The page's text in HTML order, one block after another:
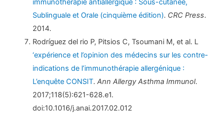
immunothérapie antiallergique : Sous-cutanée,
Sublinguale et Orale (cinquième édition). CRC Press.
2014.
Rodríguez del rio P, Pitsios C, Tsoumani M, et al. L
‘expérience et l’opinion des médecins sur les contre-
indications de l’immunothérapie allergénique :
L’enquête CONSIT.Ann Allergy Asthma Immunol.
2017;118(5):621-628.e1.
doi:10.1016/j.anai.2017.02.012